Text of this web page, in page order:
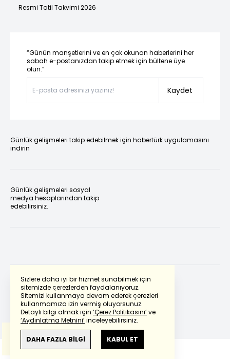
Sizlere daha iyi bir hizmet sunabilmek için
sitemizde çerezlerden faydalanıyoruz.
Sitemizi kullanmaya devam ederek çerezleri
kullanmamıza izin vermiş oluyorsunuz.
Detaylı bilgi almak için ‘Çerez Politikasını’ve
‘Aydınlatma Metnini’inceleyebilirsiniz.
DAHA FAZLA BİLGİ KABUL ET
Resmi Tatil Takvimi 2026
“Günün manşetlerini ve en çok okunan haberlerini her
sabah e-postanızdan takip etmek için bültene üye
olun.”
Kaydet
Günlük gelişmeleri takip edebilmek için habertürk uygulamasını
indirin
Günlük gelişmeleri sosyal
medya hesaplarından takip
edebilirsiniz.
Powered by Translate
Bu çevirideGoogle Transletekullanılmıştır.
Anlam ve çeviri hatalarından
haberturk.com
sorumlu değildir.